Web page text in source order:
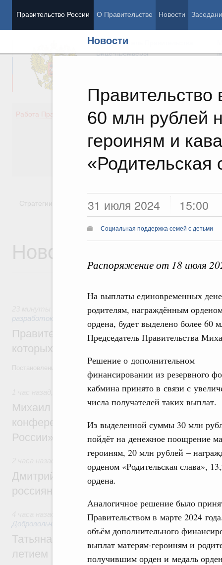
Правительство России О Правительстве Новости
Новости
60 млн рублей
героиням и
«Родительская
31 июля 2024 15:00
Социальная поддержка семей с детьми
Распоряжение от 18 июля
На выплаты единовременных
родителям, награждённым
ордена, будет выделено более 60
Председатель Правительства
Решение о дополнительном
финансировании из резервного
кабмина принято в связи с
числа получателей таких выплат.
Из выделенной суммы 30 млн
пойдёт на денежное поощрение
героиням, 20 млн рублей –
орденом «Родительская слава»,
ордена.
Аналогичное решение было
Правительством в марте 2024
объём дополнительного
выплат матерям-героиням и
получившим орден и медаль
Председатель Правительства
Вице-премьеры
Работа Правительства
Демография
Здоровье
Культура
Государство
Стратегии Государственные программы
Новости
Государственная политика в сфере
разработок
Правительство расширило перечень
которых освобождаются от НДФЛ
Отрасль информационных технологий
Михаил Мишустин дал поручения по
конференции «Цифровая индустрия
России»
Спорт высших достижений и массовый
Дмитрий Чернышенко и Михаил
россиян с Днём физкультурника
Социальные инновации. Некоммерческие
Добровольчество и волонтёрство. Благотворительность
Татьяна Голикова поздравила
летием